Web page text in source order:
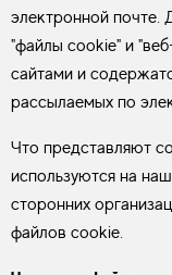
электронной почте.
"файлы cookie" и
сайтами и
рассылаемых по
Что представляют
используются на
сторонних
файлов cookie.